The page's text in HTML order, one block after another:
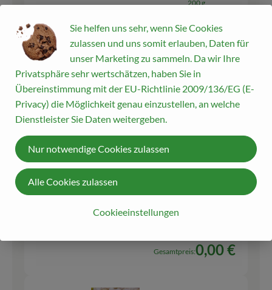
Auswahl ändern
200 g
Artikelanzahl
Gesamtpreis:7,45 €
Du hast sicher:
4 EL
Olivenöl
1l
Gesamtpreis:0,00 €
Sie helfen uns sehr, wenn Sie Cookies
zulassen und uns somit erlauben, Daten für
unser Marketing zu sammeln. Da wir Ihre
Privatsphäre sehr wertschätzen, haben Sie in
Übereinstimmung mit der EU-Richtlinie 2009/136/EG (E-
Privacy) die Möglichkeit genau einzustellen, an welche
Dienstleister Sie Daten weitergeben.
Cookieeinstellungen
Nur notwendige Cookies zulassen
Alle Cookies zulassen